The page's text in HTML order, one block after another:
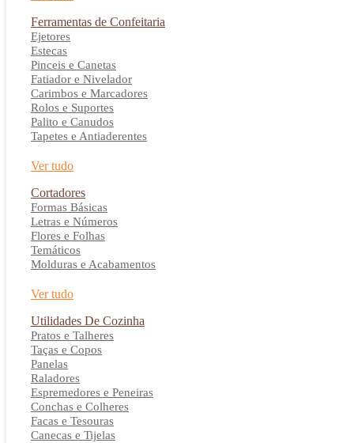
Ferramentas de Confeitaria
Ejetores
Estecas
Pinceis e Canetas
Fatiador e Nivelador
Carimbos e Marcadores
Rolos e Suportes
Palito e Canudos
Tapetes e Antiaderentes
Ver tudo
Cortadores
Formas Básicas
Letras e Números
Flores e Folhas
Temáticos
Molduras e Acabamentos
Ver tudo
Utilidades De Cozinha
Pratos e Talheres
Taças e Copos
Panelas
Raladores
Espremedores e Peneiras
Conchas e Colheres
Facas e Tesouras
Canecas e Tijelas